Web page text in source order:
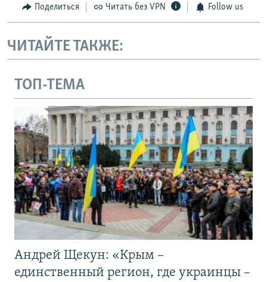
Поделиться Читать без VPN Follow us
ЧИТАЙТЕ ТАКЖЕ:
ТОП-ТЕМА
Андрей Щекун: «Крым –
единственный регион, где украинцы –